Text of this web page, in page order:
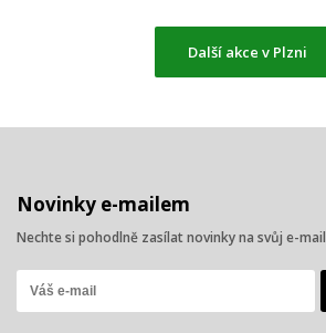
Další akce v Plzni
Novinky e-mailem
Nechte si pohodlně zasílat novinky na svůj e-mail